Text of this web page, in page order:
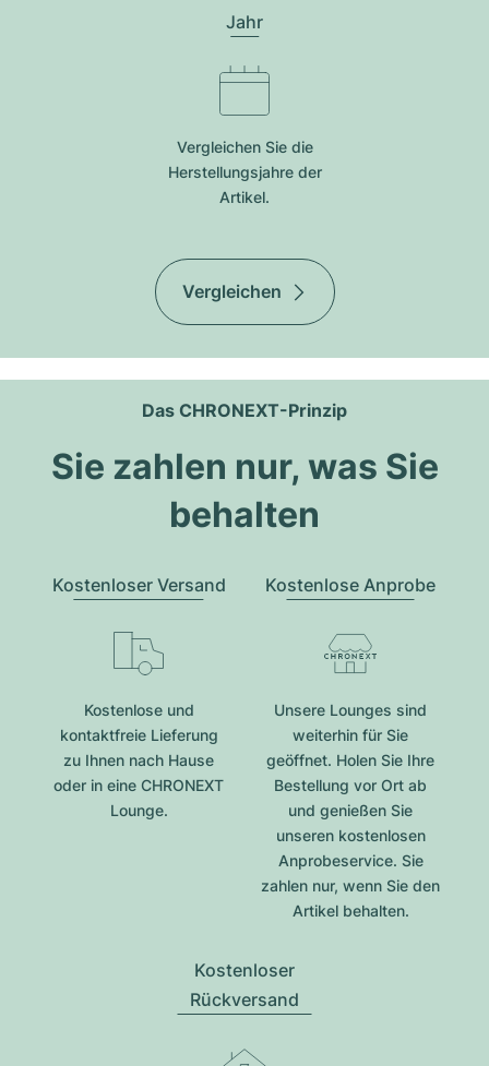
Jahr
Vergleichen Sie die
Herstellungsjahre der
Artikel.
Vergleichen
Das CHRONEXT-Prinzip
Sie zahlen nur, was Sie
behalten
Kostenloser Versand
Kostenlose und
kontaktfreie Lieferung
zu Ihnen nach Hause
oder in eine CHRONEXT
Lounge.
Kostenlose Anprobe
Unsere Lounges sind
weiterhin für Sie
geöffnet. Holen Sie Ihre
Bestellung vor Ort ab
und genießen Sie
unseren kostenlosen
Anprobeservice. Sie
zahlen nur, wenn Sie den
Artikel behalten.
Kostenloser
Rückversand